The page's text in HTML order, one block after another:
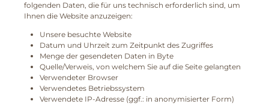
folgenden Daten, die für uns technisch erforderlich sind, um
Ihnen die Website anzuzeigen:
Unsere besuchte Website
Datum und Uhrzeit zum Zeitpunkt des Zugriffes
Menge der gesendeten Daten in Byte
Quelle/Verweis, von welchem Sie auf die Seite gelangten
Verwendeter Browser
Verwendetes Betriebssystem
Verwendete IP-Adresse (ggf.: in anonymisierter Form)